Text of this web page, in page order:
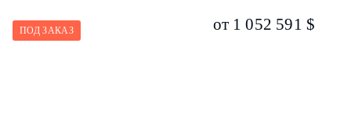
ПОД ЗАКАЗ от 1 052 591 $